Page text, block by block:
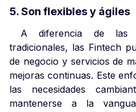
5. Son flexibles y ágiles
A diferencia de las
tradicionales, las Fintech
de negocio y servicios de
mejoras continuas. Este
las necesidades
mantenerse a la